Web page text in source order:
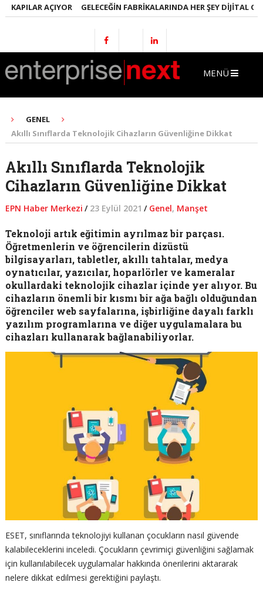
AÇIYOR GELECEĞIN FABRIKALARINDA HER ŞEY DIJITAL
MENÜ
GENEL
Akıllı Sınıflarda Teknolojik Cihazların Güvenliğine Dikkat
Akıllı Sınıflarda Teknolojik
Cihazların Güvenliğine Dikkat
EPN Haber Merkezi / 23 Eylül 2021 / Genel, Manşet
Teknoloji artık eğitimin ayrılmaz bir parçası.
Öğretmenlerin ve öğrencilerin dizüstü
bilgisayarları, tabletler, akıllı tahtalar, medya
oynatıcılar, yazıcılar, hoparlörler ve kameralar
okullardaki teknolojik cihazlar içinde yer alıyor. Bu
cihazların önemli bir kısmı bir ağa bağlı olduğundan
öğrenciler web sayfalarına, işbirliğine dayalı farklı
yazılım programlarına ve diğer uygulamalara bu
cihazları kullanarak bağlanabiliyorlar.
ESET, sınıflarında teknolojiyi kullanan çocukların nasıl güvende
kalabileceklerini inceledi. Çocukların çevrimiçi güvenliğini sağlamak
için kullanılabilecek uygulamalar hakkında önerilerini aktararak
nelere dikkat edilmesi gerektiğini paylaştı.